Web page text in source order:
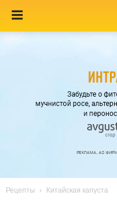
Рецепты Китайская капуста